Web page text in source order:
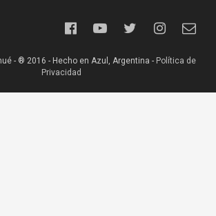
- ® 2016 - Hecho en Azul, Argentina - Política de
Privacidad